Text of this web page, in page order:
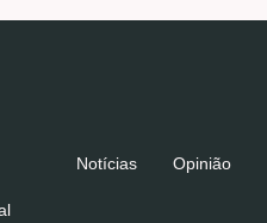
Notícias Opinião